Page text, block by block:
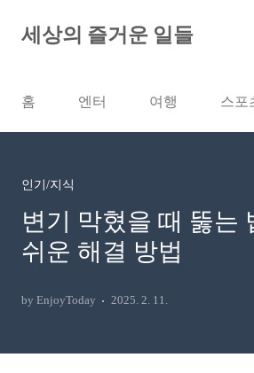
세상의 즐거운 일들
홈 엔터 여행 스포
인기/지식
변기 막혔을 때 뚫는
쉬운 해결 방법
by EnjoyToday 2025. 2. 11.